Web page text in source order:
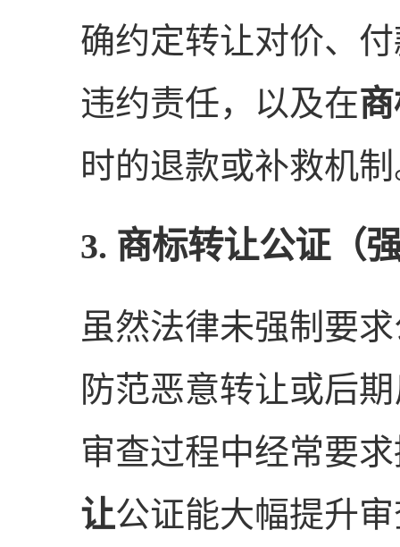
确约定转让对价、
违约责任，以及在
时的退款或补救机
3. 商标转让公证（
虽然法律未强制要
防范恶意转让或后
审查过程中经常要
让公证能大幅提升